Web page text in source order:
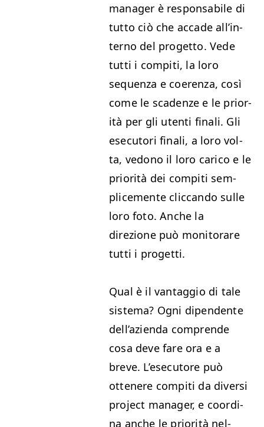
man­ag­er è respon­s­abile di
tut­to ciò che accade all’in­
ter­no del prog­et­to. Vede
tut­ti i com­pi­ti, la loro
sequen­za e coeren­za, così
come le sca­den­ze e le pri­or­
ità per gli uten­ti finali. Gli
ese­cu­tori finali, a loro vol­
ta, vedono il loro cari­co e le
pri­or­ità dei com­pi­ti sem­
plice­mente clic­can­do sulle
loro foto. Anche la
direzione può mon­i­torare
tut­ti i progetti.
Qual è il van­tag­gio di tale
sis­tema? Ogni dipen­dente
del­l’azien­da com­prende
cosa deve fare ora e a
breve. L’ese­cu­tore può
ottenere com­pi­ti da diver­si
project man­ag­er, e coor­di­
na anche le pri­or­ità nel­